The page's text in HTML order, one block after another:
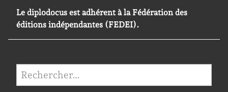
Le diplodocus est adhérent à la Fédération des
éditions indépendantes (FEDEI).
Rechercher :